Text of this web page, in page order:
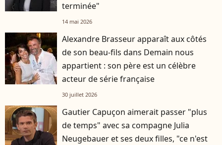
terminée"
14 mai 2026
Alexandre Brasseur apparaît aux côtés
de son beau-fils dans Demain nous
appartient : son père est un célèbre
acteur de série française
30 juillet 2026
Gautier Capuçon aimerait passer "plus
de temps" avec sa compagne Julia
Neugebauer et ses deux filles, "ce n'est